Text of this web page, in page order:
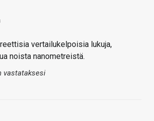
vertailukelpoisia lukuja,
noista nanometreistä.
vastataksesi